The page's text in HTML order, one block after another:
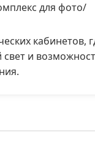
для фото/
кабинетов,
свет и